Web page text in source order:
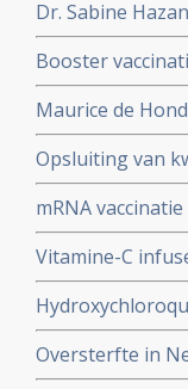
Dr. Sabine
complementaire
Booster
en waarschuwt
Maurice de
Kuipers en
genadeloze
Opsluiting van
de slechtst
mRNA
natuurlijke
Vitamine-C
besmet met het
Studie.
coronavirus
Belgische studie
Oversterfte in